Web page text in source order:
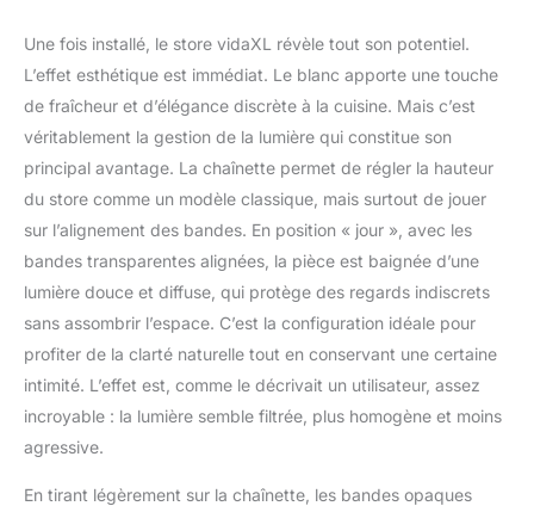
Une fois installé, le store vidaXL révèle tout son potentiel.
L’effet esthétique est immédiat. Le blanc apporte une touche
de fraîcheur et d’élégance discrète à la cuisine. Mais c’est
véritablement la gestion de la lumière qui constitue son
principal avantage. La chaînette permet de régler la hauteur
du store comme un modèle classique, mais surtout de jouer
sur l’alignement des bandes. En position « jour », avec les
bandes transparentes alignées, la pièce est baignée d’une
lumière douce et diffuse, qui protège des regards indiscrets
sans assombrir l’espace. C’est la configuration idéale pour
profiter de la clarté naturelle tout en conservant une certaine
intimité. L’effet est, comme le décrivait un utilisateur, assez
incroyable : la lumière semble filtrée, plus homogène et moins
agressive.
En tirant légèrement sur la chaînette, les bandes opaques